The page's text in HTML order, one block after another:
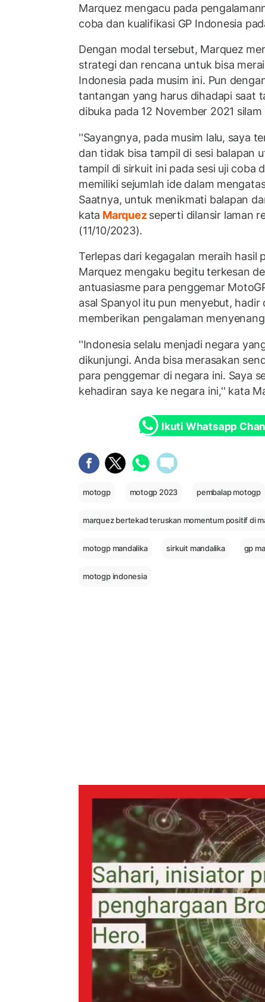
Marquez mengacu pada
coba dan kualifikasi GP Indonesia
Dengan modal tersebut, Marquez
strategi dan rencana untuk bisa
Indonesia pada musim ini. Pun
tantangan yang harus dihadapi saat
dibuka pada 12 November 2021
''Sayangnya, pada musim lalu, saya
dan tidak bisa tampil di sesi balapan
tampil di sirkuit ini pada sesi uji coba
memiliki sejumlah ide dalam
Saatnya, untuk menikmati balapan
kata Marquezseperti dilansir laman
(11/10/2023).
Terlepas dari kegagalan meraih hasil
Marquez mengaku begitu terkesan
antuasiasme para penggemar
asal Spanyol itu pun menyebut, hadir
memberikan pengalaman
''Indonesia selalu menjadi negara
dikunjungi. Anda bisa merasakan
para penggemar di negara ini. Saya
kehadiran saya ke negara ini,'' kata
Ikuti Whatsapp
motogp motogp 2023 pembalap motogp
marquez bertekad teruskan momentum positif di
motogp mandalika sirkuit mandalika gp
motogp indonesia